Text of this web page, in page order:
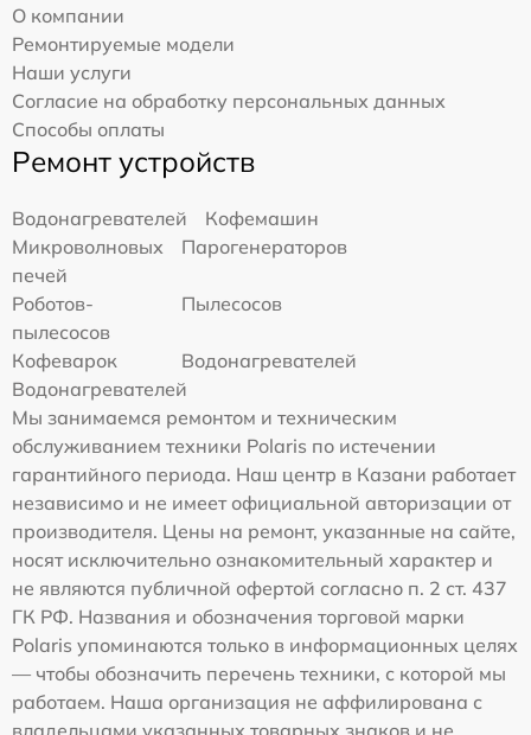
О компании
Ремонтируемые модели
Наши услуги
Согласие на обработку персональных данных
Способы оплаты
Ремонт устройств
Водонагревателей
Кофемашин
Микроволновых
печей
Парогенераторов
Роботов-
пылесосов
Пылесосов
Кофеварок
Водонагревателей
Водонагревателей
Мы занимаемся ремонтом и техническим
обслуживанием техники Polaris по истечении
гарантийного периода. Наш центр в Казани работает
независимо и не имеет официальной авторизации от
производителя. Цены на ремонт, указанные на сайте,
носят исключительно ознакомительный характер и
не являются публичной офертой согласно п. 2 ст. 437
ГК РФ. Названия и обозначения торговой марки
Polaris упоминаются только в информационных целях
— чтобы обозначить перечень техники, с которой мы
работаем. Наша организация не аффилирована с
владельцами указанных товарных знаков и не